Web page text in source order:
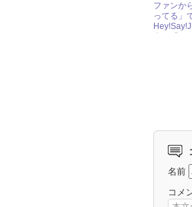
ファンか
ってる」
名前
コメ